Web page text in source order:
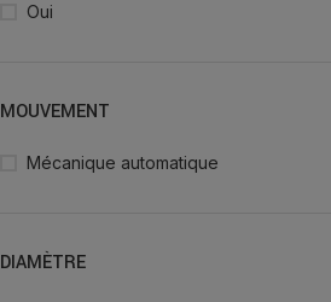
Oui
MOUVEMENT
Mécanique automatique
DIAMÈTRE